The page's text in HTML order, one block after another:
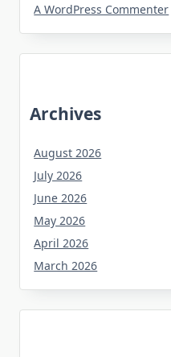
A WordPress Commenter
Archives
August 2026
July 2026
June 2026
May 2026
April 2026
March 2026